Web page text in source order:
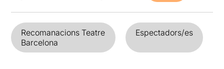
Recomanacions Teatre
Barcelona
Espectadors/es